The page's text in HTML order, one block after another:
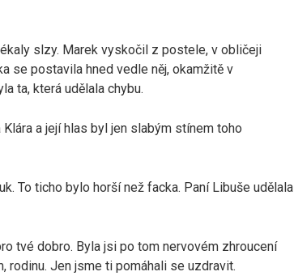
slzy. Marek vyskočil z postele, v obličeji
se postavila hned vedle něj, okamžitě v
ta, která udělala chybu.
a její hlas byl jen slabým stínem toho
To ticho bylo horší než facka. Paní Libuše udělala
tvé dobro. Byla jsi po tom nervovém zhroucení
rodinu. Jen jsme ti pomáhali se uzdravit.